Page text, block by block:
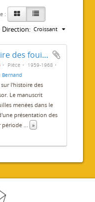
:
Direction: Croissant
Manuscrit d'une « Histoire des fouilles du temple de Louxor »
Pièce
1959-1968
Bernand
l'histoire des
Le manuscrit
menées dans le
présentation des
période ... »